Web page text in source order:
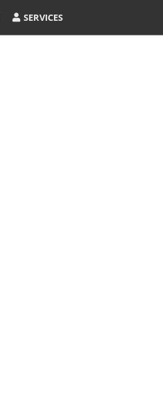
SERVICES